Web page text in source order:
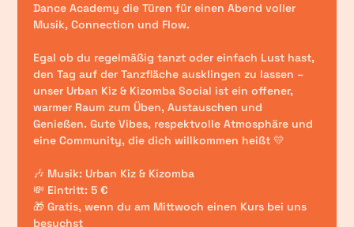
Dance Academy die Türen für einen Abend voller
Musik, Connection und Flow.
Egal ob du regelmäßig tanzt oder einfach Lust hast,
den Tag auf der Tanzfläche ausklingen zu lassen –
unser Urban Kiz & Kizomba Social ist ein offener,
warmer Raum zum Üben, Austauschen und
Genießen. Gute Vibes, respektvolle Atmosphäre und
eine Community, die dich willkommen heißt 💛
🎶 Musik: Urban Kiz & Kizomba
💸 Eintritt: 5 €
🎁 Gratis, wenn du am Mittwoch einen Kurs bei uns
besuchst